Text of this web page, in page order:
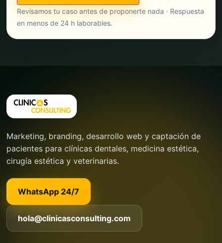
Revisamos tu caso antes de proponerte nada · Respuesta
en menos de 24 h laborables.
Marketing, branding, desarrollo web y captación de
pacientes para clínicas dentales, medicina estética,
cirugía estética y veterinarias.
WhatsApp 24/7
hola@clinicasconsulting.com